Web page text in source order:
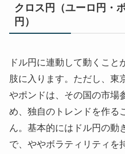
クロス円（ユーロ円・
円）
ドル円に連動して動くこと
肢に入ります。ただし、東
やポンドは、その国の市場
め、独自のトレンドを作る
ん。基本的にはドル円の動
で、ややボラティリティを